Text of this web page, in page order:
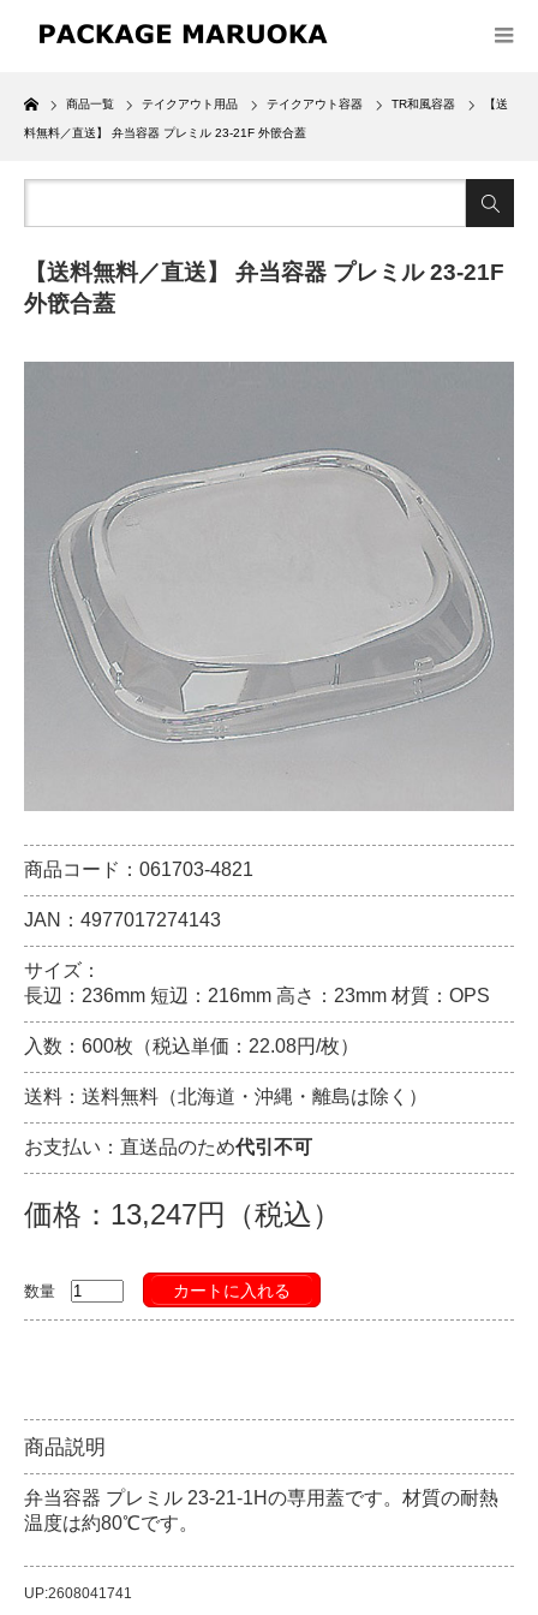
Home
商品一覧 テイクアウト用品 テイクアウト容器 TR和風容器 【送
料無料／直送】 弁当容器 プレミル 23-21F 外篏合蓋
【送料無料／直送】 弁当容器 プレミル 23-21F
外篏合蓋
商品コード：061703-4821
JAN：4977017274143
サイズ：
長辺：236mm 短辺：216mm 高さ：23mm 材質：OPS
入数：600枚（税込単価：22.08円/枚）
送料：送料無料（北海道・沖縄・離島は除く）
お支払い：直送品のため代引不可
価格：13,247円（税込）
数量 カートに入れる
商品説明
弁当容器 プレミル 23-21-1Hの専用蓋です。材質の耐熱
温度は約80℃です。
UP:2608041741